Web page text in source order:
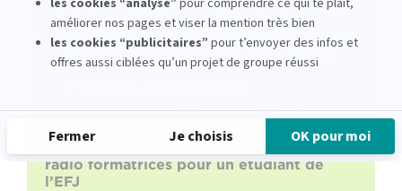
Stage en journalisme : deux expériences
radio formatrices pour un étudiant de
l’EFJ